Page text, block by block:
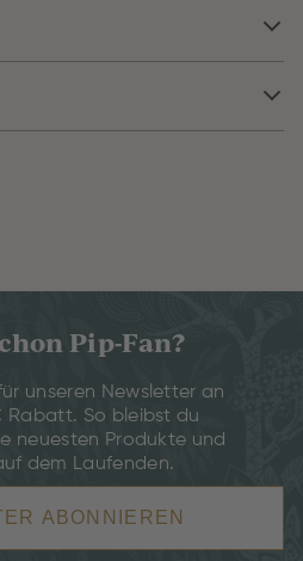
Pip-Fan?
unseren Newsletter an
Rabatt. So bleibst du
neuesten Produkte und
dem Laufenden.
ABONNIEREN